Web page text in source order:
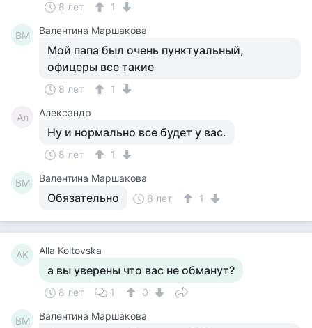
8 лет 1
ВМ Валентина Маршакова
Мой папа был очень пунктуальный,
офицеры все такие
8 лет 1
Ал Александр
Ну и нормально все будет у вас.
8 лет 1
ВМ Валентина Маршакова
Обязательно 8 лет 1
AK Alla Koltovska
а вы уверены что вас не обманут?
8 лет 1 0
ВМ Валентина Маршакова